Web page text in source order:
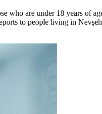
who are under 18 years of
to people living in